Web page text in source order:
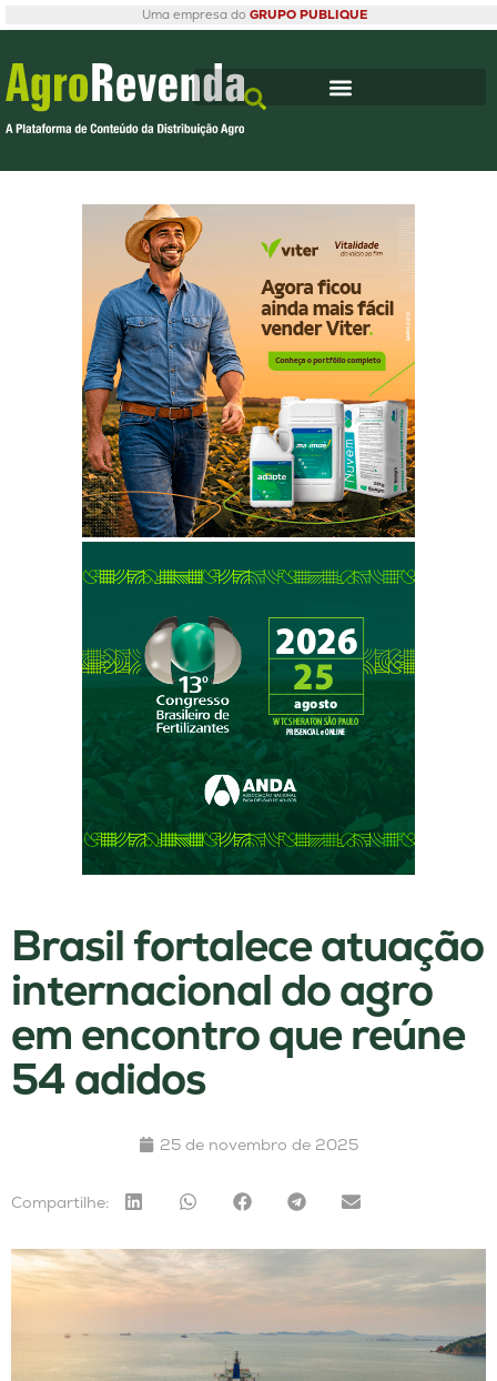
Uma empresa do GRUPO PUBLIQUE
Brasil fortalece atuação
internacional do agro
em encontro que reúne
54 adidos
25 de novembro de 2025
Compartilhe: